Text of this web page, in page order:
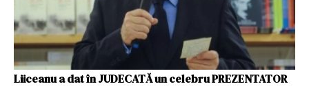
Liiceanu a dat în JUDECATĂ un celebru PREZENTATOR